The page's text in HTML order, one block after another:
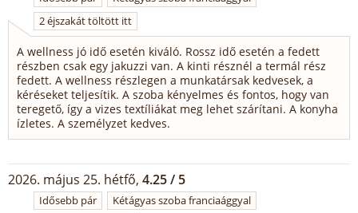
2 éjszakát töltött itt
A wellness jó idő esetén kiváló. Rossz idő esetén a fedett
részben csak egy jakuzzi van. A kinti résznél a termál rész
fedett. A wellness részlegen a munkatársak kedvesek, a
kéréseket teljesítik. A szoba kényelmes és fontos, hogy van
teregető, így a vizes textíliákat meg lehet szárítani. A konyha
ízletes. A személyzet kedves.
2026. május 25. hétfő, 4.25 / 5
Idősebb pár
Kétágyas szoba franciaággyal